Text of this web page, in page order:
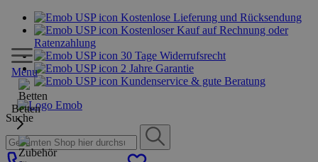
Kostenlose Lieferung und Rücksendung
Kostenloser Kauf auf Rechnung oder
Ratenzahlung
30 Tage Widerrufsrecht
2 Jahre Garantie
Kundenservice & gute Beratung
Suche
Menu
Betten